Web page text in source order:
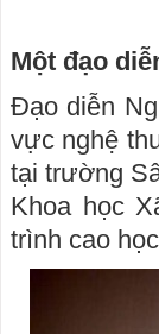
Một đạo
Đạo diễn
vực nghệ
tại trường
Khoa học
trình cao